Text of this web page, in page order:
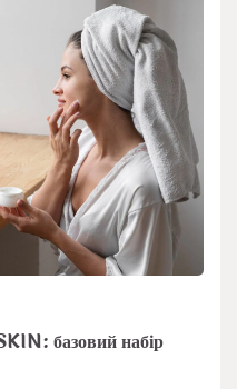
базовий набір